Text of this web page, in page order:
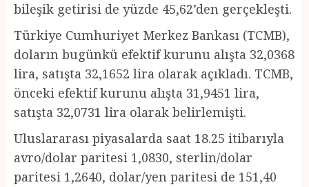
bileşik getirisi de yüzde 45,62’den gerçekleşti.
Türkiye Cumhuriyet Merkez Bankası (TCMB),
doların bugünkü efektif kurunu alışta 32,0368
lira, satışta 32,1652 lira olarak açıkladı. TCMB,
önceki efektif kurunu alışta 31,9451 lira,
satışta 32,0731 lira olarak belirlemişti.
Uluslararası piyasalarda saat 18.25 itibarıyla
avro/dolar paritesi 1,0830, sterlin/dolar
paritesi 1,2640, dolar/yen paritesi de 151,40